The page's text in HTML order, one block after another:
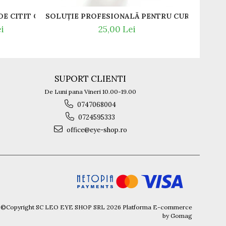
RAME OCHELARI DE VEDERE SLASTIK
012 RAME DE CITIT CU SNUR DIN SILICON SI MAGNET LA NAS.
25,00 Lei
SUPORT CLIENTI
De Luni pana Vineri 10.00-19.00
0747068004
0724595333
office@eye-shop.ro
©Copyright SC LEO EYE SHOP SRL 2026 Platforma E-commerce
by Gomag